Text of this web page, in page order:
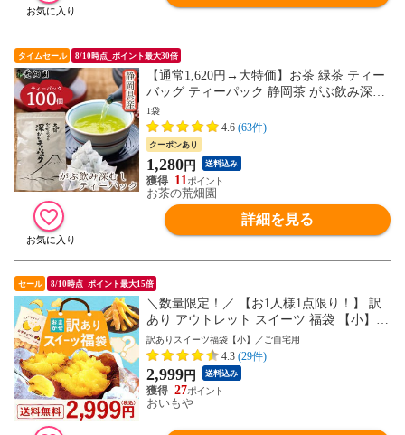
タイムセール 8/10時点_ポイント最大30倍
【通常1,620円→大特価】お茶 緑茶 ティー
バッグ ティーパック 静岡茶 がぶ飲み深む
しティーパック100個入
1袋
4.6 (63件)
クーポンあり
1,280円 送料込み
11
お茶の荒畑園
詳細を見る
セール 8/10時点_ポイント最大15倍
＼数量限定！／ 【お1人様1点限り！】 訳
あり アウトレット スイーツ 福袋 【小】
訳アリ わけあり お菓子 まとめ買い 家族
友人 食品 お取り寄せ 安い アイス ケーキ
和菓子 洋菓子 お菓子 チョコ お得 焼き芋
干し芋 ほしいも お芋 チップス 人気 ※ご
指定日にお届け
訳ありスイーツ福袋【小】／ご自宅用
4.3 (29件)
2,999円 送料込み
27
おいもや